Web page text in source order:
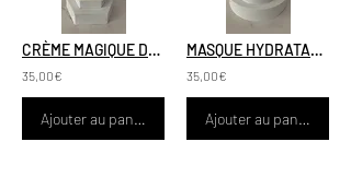
CRÈME MAGIQUE DÉMÊLANTE
35,00€
Ajouter au panier
MASQUE HYDRATANT RÉPARATEUR
35,00€
Ajouter au panier